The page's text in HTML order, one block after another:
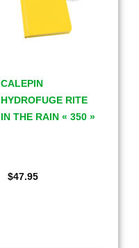
CALEPIN
HYDROFUGE RITE
IN THE RAIN « 350 »
$47.95